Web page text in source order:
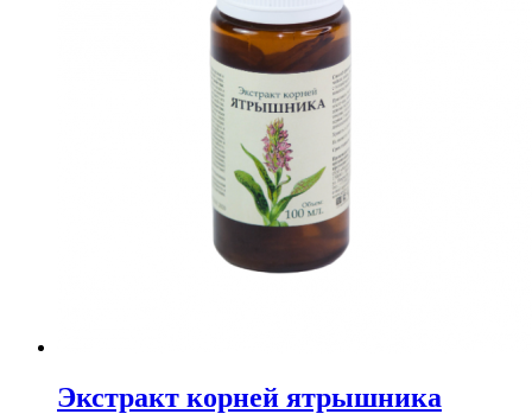
Экстракт корней ятрышника